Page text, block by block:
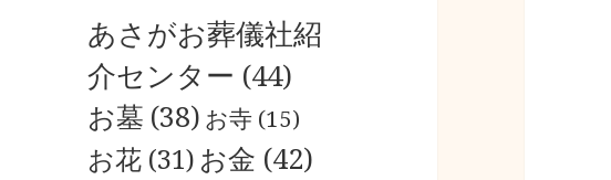
あさがお葬儀社紹
介センター (44)
お墓 (38) お寺 (15)
お花 (31) お金 (42)